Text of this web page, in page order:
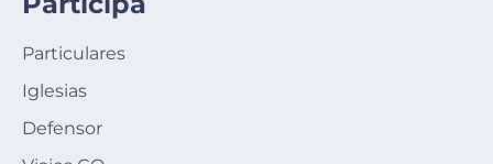
Particulares
Iglesias
Defensor